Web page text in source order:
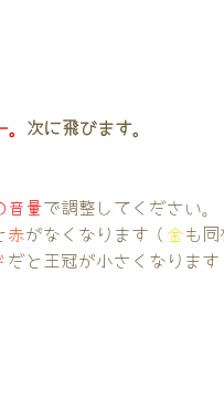
次に飛びます。
音量で調整してください。
赤がなくなります（ 金も同
だと王冠が小さくなります